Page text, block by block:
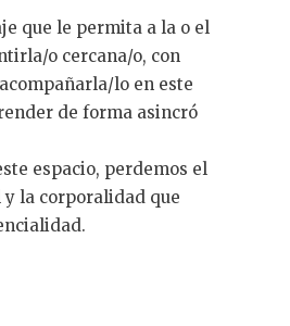
que le permita a la o el
o cercana/o, con
lo en este
de forma asincró
espacio, perdemos el
la corporalidad que